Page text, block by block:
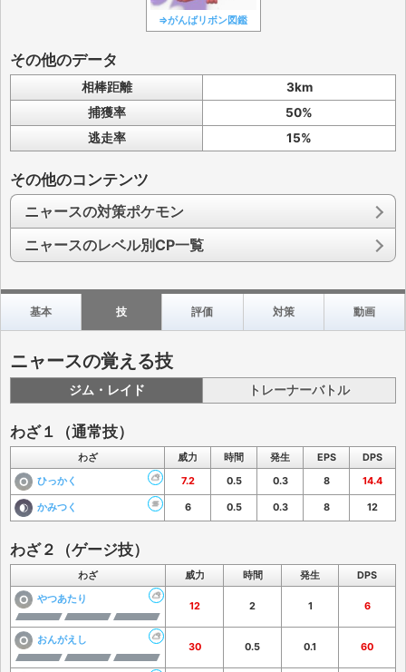
⇒がんばリボン図鑑
その他のデータ
相棒距離
3km
捕獲率
50%
逃走率
15%
その他のコンテンツ
ニャースの対策ポケモン
ニャースのレベル別CP一覧
基本 技 評価 対策 動画
ニャースの覚える技
ジム・レイド トレーナーバトル
わざ１（通常技）
わざ 威力 時間 発生 EPS
DPS
ひっかく
7.2 0.5 0.3 8 14.4
かみつく 6 0.5 0.3 8 12
わざ２（ゲージ技）
わざ 威力 時間 発生
DPS
やつあたり
12 2 1 6
おんがえし
30 0.5 0.1 60